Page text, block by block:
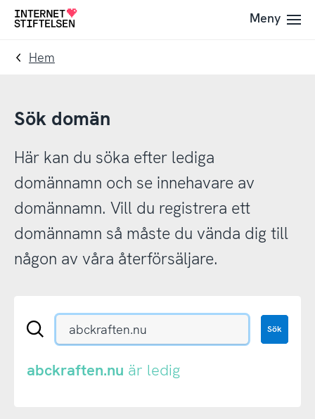
Till
navigering
Till
innehåll
Till
Meny
Hem
Sök domän
Här kan du söka efter lediga
domännamn och se innehavare av
domännamn. Vill du registrera ett
domännamn så måste du vända dig till
någon av våra återförsäljare.
Sök
eller
Sök
abckraften.nu är ledig